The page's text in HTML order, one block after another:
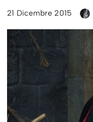
21 Dicembre 2015